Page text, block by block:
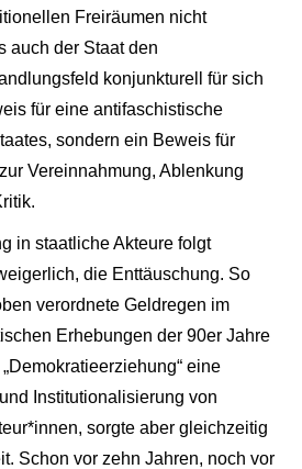
Freiräumen nicht
auch der Staat den
konjunkturell für sich
für eine antifaschistische
sondern ein Beweis für
Vereinnahmung, Ablenkung
in staatliche Akteure folgt
die Enttäuschung. So
verordnete Geldregen im
Erhebungen der 90er Jahre
eine
Institutionalisierung von
sorgte aber gleichzeitig
Schon vor zehn Jahren, noch vor